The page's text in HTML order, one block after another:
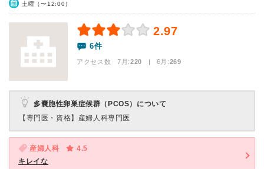
土曜（〜12:00）
2.97
6件
アクセス数 7月:220 | 6月:269
多嚢胞性卵巣症候群（PCOS）について
【専門医・資格】 産婦人科専門医
産婦人科
4.5
キレイな